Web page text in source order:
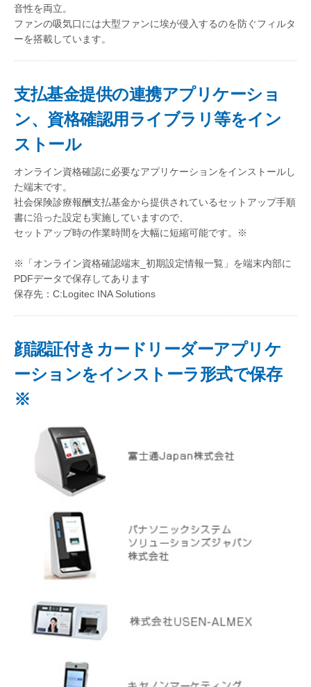
音性を両立。
ファンの吸気口には大型ファンに埃が侵入するのを防ぐフィルタ
ーを搭載しています。
支払基金提供の連携アプリケーショ
ン、資格確認用ライブラリ等をイン
ストール
オンライン資格確認に必要なアプリケーションをインストールし
た端末です。
社会保険診療報酬支払基金から提供されているセットアップ手順
書に沿った設定も実施していますので、
セットアップ時の作業時間を大幅に短縮可能です。※
※「オンライン資格確認端末_初期設定情報一覧」を端末内部に
PDFデータで保存してあります
保存先：C:Logitec INA Solutions
顔認証付きカードリーダーアプリケ
ーションをインストーラ形式で保存
※